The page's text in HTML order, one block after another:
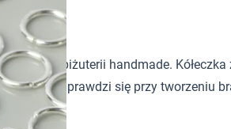
biżuterii handmade.
Sprawdzi się przy tworzeniu